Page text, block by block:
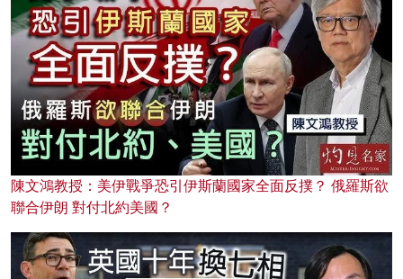
陳文鴻教授：美伊戰爭恐引伊斯蘭國家全面反撲？ 俄羅斯欲
聯合伊朗 對付北約美國？